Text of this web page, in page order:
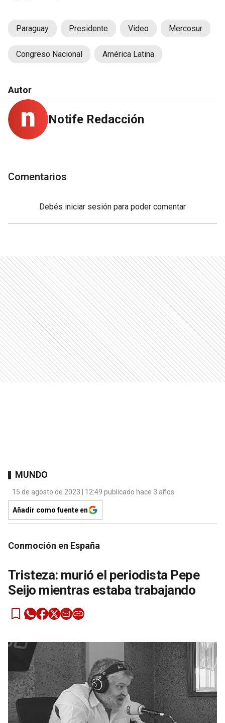
Paraguay Presidente Video Mercosur
Congreso Nacional América Latina
Autor
Notife Redacción
Comentarios
Debés iniciar sesión para poder comentar
MUNDO
15 de agosto de 2023 | 12:49 publicado hace 3 años
Añadir como fuente en
Conmoción en España
Tristeza: murió el periodista Pepe
Seijo mientras estaba trabajando